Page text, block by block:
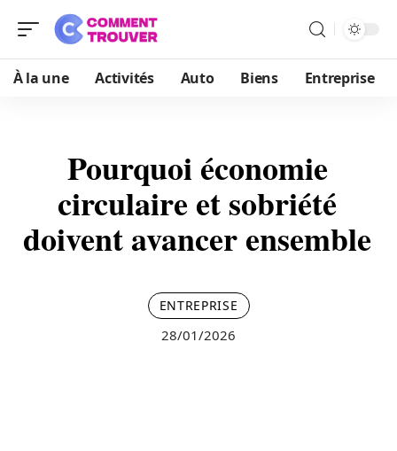
À la une Activités Auto Biens Entreprise
Pourquoi économie
circulaire et sobriété
doivent avancer ensemble
ENTREPRISE
28/01/2026